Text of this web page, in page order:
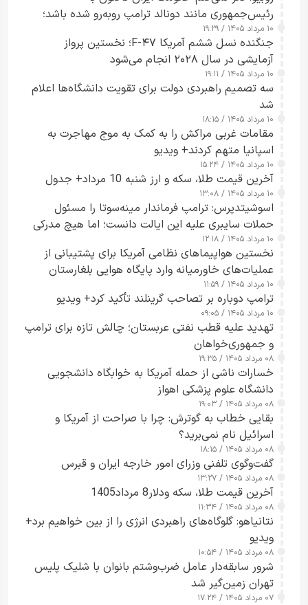
رئیس‌جمهوری مانند دونالد ترامپ روبه‌رو شده باشد؛
کسی که واقعاً دست به اقدام می‌زند
۱۰ مرداد ۱۴۰۵ / ۱۹:۲۹
جنگنده نسل ششم آمریکا F-۴۷؛ نخستین پرواز
آزمایشی در سال ۲۰۲۸ انجام می‌شود
۱۰ مرداد ۱۴۰۵ / ۱۹:۱۱
سه تصمیم راهبردی دولت برای تقویت دانشگاه‌ها اعلام
شد
۱۰ مرداد ۱۴۰۵ / ۱۸:۱۵
مقامات غربی مراکش را به کمک به موج مهاجرت به
اسپانیا متهم کردند+ ویدیو
۱۰ مرداد ۱۴۰۵ / ۱۵:۲۴
آخرین قیمت طلا، سکه و ارز شنبه 10 مرداد+ جدول
۱۰ مرداد ۱۴۰۵ / ۱۳:۰۸
اسوشیتدپرس: ترامپ فرماندار مینه‌سوتا را مسئول
حملات سایبری علیه این ایالت دانست؛ اما هیچ مدرکی
ارائه نکرد
۱۰ مرداد ۱۴۰۵ / ۱۲:۱۸
نخستین هواپیماهای نظامی آمریکا برای پشتیبانی از
عملیات‌های خاورمیانه وارد پایگاه هوایی بلغارستان
شدند
۱۰ مرداد ۱۴۰۵ / ۱۱:۵۹
ترامپ دوباره بر تصاحب گرینلند تأکید کرد+ ویدیو
۱۰ مرداد ۱۴۰۵ / ۰۹:۰۵
تهدید علیه قطب نفتی عربستان؛ چالش تازه برای ترامپ
و جمهوری‌خواهان
۰۸ مرداد ۱۴۰۵ / ۱۹:۳۵
خسارات ناشی از حمله آمریکا به خوابگاه دانشجویی
دانشگاه علوم پزشکی اهواز
۰۸ مرداد ۱۴۰۵ / ۱۹:۰۳
بقایی خطاب به گوترش: چرا با صراحت از آمریکا و
اسرائیل نام نمی‌برید؟
۰۸ مرداد ۱۴۰۵ / ۱۸:۱۵
گفت‌وگوی تلفنی وزرای امور خارجه ایران و قبرس
۰۸ مرداد ۱۴۰۵ / ۱۳:۲۷
آخرین قیمت طلا، سکه ودلار8 مرداد1405
۰۸ مرداد ۱۴۰۵ / ۱۱:۳۴
نتانیاهو: گلوگاه‌های راهبردی انرژی را از بین خواهیم برد+
ویدیو
۰۸ مرداد ۱۴۰۵ / ۱۰:۵۴
شرور سابقه‌دار عامل ضرب‌وشتم بانوان با شلیک پلیس
تهران زمین‌گیر شد
۰۷ مرداد ۱۴۰۵ / ۱۷:۲۴